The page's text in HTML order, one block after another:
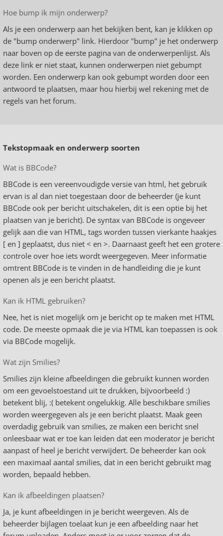
Hoe bump ik mijn onderwerp?
Als je een onderwerp aan het bekijken bent, kan je klikken op
de "bump onderwerp" link. Hierdoor "bump" je het onderwerp
naar boven op de eerste pagina van de onderwerpenlijst. Als
deze link er niet staat, kunnen onderwerpen niet gebumpt
worden. Een onderwerp kan ook gebumpt worden door een
antwoord te plaatsen, maar hou hierbij wel rekening met de
regels van het forum.
Tekstopmaak en onderwerp soorten
Wat is BBCode?
BBCode is een vereenvoudigde versie van html, het gebruik
ervan is al dan niet toegestaan door de beheerder (je kunt
BBCode ook per bericht uitschakelen, dit is een optie bij het
plaatsen van je bericht). De syntax van BBCode is ongeveer
gelijk aan die van HTML, tags worden tussen vierkante haakjes
[ en ] geplaatst, dus niet < en >. Daarnaast geeft het een grotere
controle over hoe iets wordt weergegeven. Meer informatie
omtrent BBCode is te vinden in de handleiding die je kunt
openen als je een bericht plaatst.
Kan ik HTML gebruiken?
Nee, het is niet mogelijk om je bericht op te maken met HTML
code. De meeste opmaak die je via HTML kan toepassen is ook
via BBCode mogelijk.
Wat zijn Smilies?
Smilies zijn kleine afbeeldingen die gebruikt kunnen worden
om een gevoelstoestand uit te drukken, bijvoorbeeld :)
betekent blij, :( betekent ongelukkig. Alle beschikbare smilies
worden weergegeven als je een bericht plaatst. Maak geen
overdadig gebruik van smilies, ze maken een bericht snel
onleesbaar wat er toe kan leiden dat een moderator je bericht
aanpast of heel je bericht verwijdert. De beheerder kan ook
een maximaal aantal smilies, dat in een bericht gebruikt mag
worden, bepaald hebben.
Kan ik afbeeldingen plaatsen?
Ja, je kunt afbeeldingen in je bericht weergeven. Als de
beheerder bijlagen toelaat kun je een afbeelding naar het